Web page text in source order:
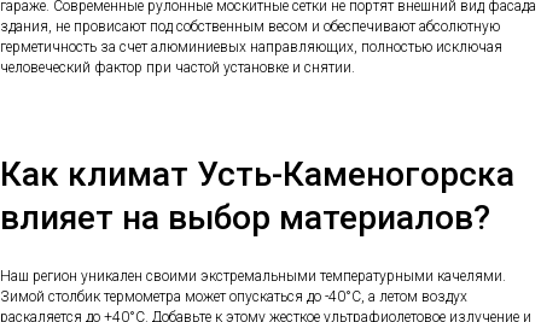
гараже. Современные рулонные москитные сетки не портят внешний вид фасада
здания, не провисают под собственным весом и обеспечивают абсолютную
герметичность за счет алюминиевых направляющих, полностью исключая
человеческий фактор при частой установке и снятии.
Как климат Усть-Каменогорска
влияет на выбор материалов?
Наш регион уникален своими экстремальными температурными качелями.
Зимой столбик термометра может опускаться до -40°C, а летом воздух
раскаляется до +40°C. Добавьте к этому жесткое ультрафиолетовое излучение и